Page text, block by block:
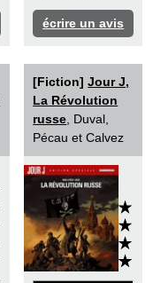
écrire un avis
[Fiction]Jour J,
La Révolution
russe , Duval,
Pécau et Calvez